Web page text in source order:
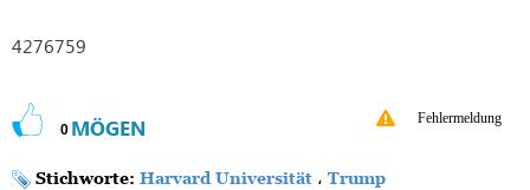
4276759
0 MÖGEN Fehlermeldung
Stichworte: Harvard Universität ، Trump